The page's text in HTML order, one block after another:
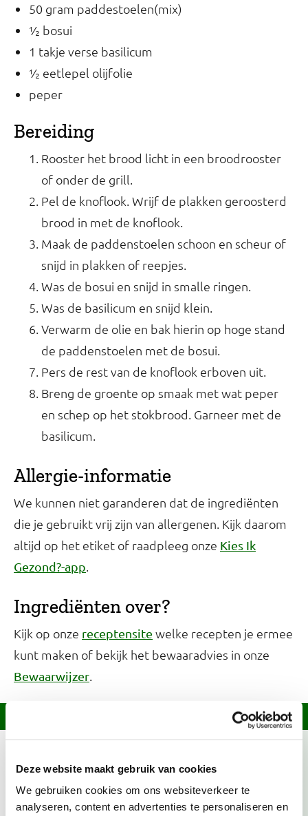
Deze website maakt gebruik van cookies
We gebruiken cookies om ons websiteverkeer te
analyseren, content en advertenties te personaliseren en
50 gram paddestoelen(mix)
½ bosui
1 takje verse basilicum
½ eetlepel olijfolie
peper
Bereiding
Rooster het brood licht in een broodrooster
of onder de grill.
Pel de knoflook. Wrijf de plakken geroosterd
brood in met de knoflook.
Maak de paddenstoelen schoon en scheur of
snijd in plakken of reepjes.
Was de bosui en snijd in smalle ringen.
Was de basilicum en snijd klein.
Verwarm de olie en bak hierin op hoge stand
de paddenstoelen met de bosui.
Pers de rest van de knoflook erboven uit.
Breng de groente op smaak met wat peper
en schep op het stokbrood. Garneer met de
basilicum.
Allergie-informatie
We kunnen niet garanderen dat de ingrediënten
die je gebruikt vrij zijn van allergenen. Kijk daarom
altijd op het etiket of raadpleeg onze Kies Ik
Gezond?-app.
Ingrediënten over?
Kijk op onze receptensite welke recepten je ermee
kunt maken of bekijk het bewaaradvies in onze
Bewaarwijzer.
seizoen. Kies bij voorkeur voor groente met het
Biologisch, Demeter of EKO-NL 3 sterren
keurmerk.